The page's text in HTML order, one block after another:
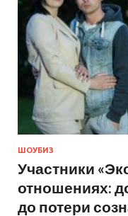
ШОУБИЗ
Участники
отношениях:
до потери